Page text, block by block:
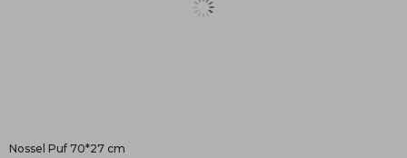
Nossel Puf 70*27 cm